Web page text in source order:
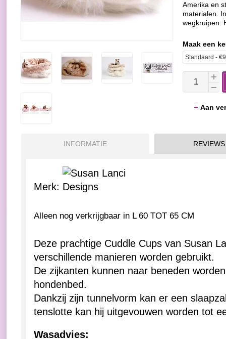
Amerika en
materialen.
wegkruipen.
Maak een
Aan
INFORMATIE REVIEWS
Merk:
Alleen nog verkrijgbaar in L 60 TOT 65 CM
Deze prachtige Cuddle Cups van Susan
verschillende manieren worden gebruikt.
De zijkanten kunnen naar beneden
hondenbed.
Dankzij zijn tunnelvorm kan er een
tenslotte kan hij uitgevouwen worden tot
Wasadvies: